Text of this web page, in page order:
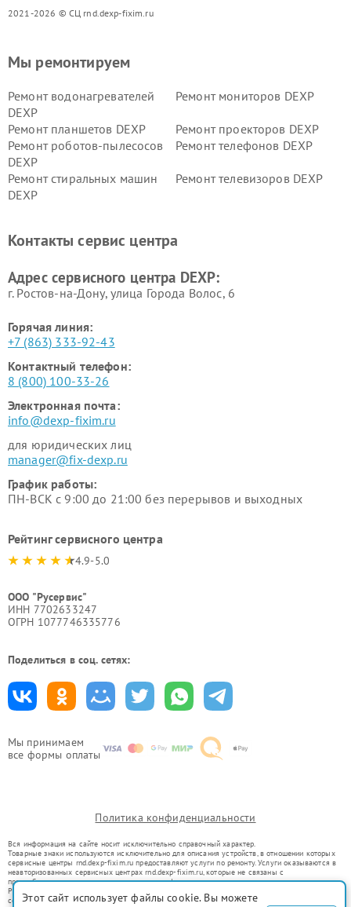
2021-2026 © СЦ rnd.dexp-fixim.ru
Мы принимаем
все формы оплаты
Мы ремонтируем
Ремонт водонагревателей
DEXP
Ремонт мониторов DEXP
Ремонт планшетов DEXP
Ремонт проекторов DEXP
Ремонт роботов-пылесосов
DEXP
Ремонт телефонов DEXP
Ремонт стиральных машин
DEXP
Ремонт телевизоров DEXP
Ремонт серверов DEXP
Ремонт мини пк DEXP
Контакты сервис центра
Адрес сервисного центра DEXP:
г. Ростов-на-Дону, улица Города Волос, 6
Горячая линия:
+7 (863) 333-92-43
Контактный телефон:
8 (800) 100-33-26
Электронная почта:
info@dexp-fixim.ru
для юридических лиц
manager@fix-dexp.ru
График работы:
ПН-ВСК с 9:00 до 21:00 без перерывов и выходных
Рейтинг сервисного центра
4.9-5.0
ООО "Русервис"
ИНН 7702633247
ОГРН 1077746335776
Поделиться в соц. сетях:
Политика конфиденциальности
Вся информация на сайте носит исключительно справочный характер.
Товарные знаки используются исключительно для описания устройств, в отношении которых
сервисные центры rnd.dexp-fixim.ru предоставляют услуги по ремонту. Услуги оказываются в
неавторизованных сервисных центрах rnd.dexp-fixim.ru, которые не связаны с
правообладателями товарных знаков или их официальными представителями.
Ремонт осуществляется для устройств, уже введенных в гражданский оборот в соответствии
со статьей 1487 ГК РФ.
Этот сайт использует файлы cookie. Вы можете